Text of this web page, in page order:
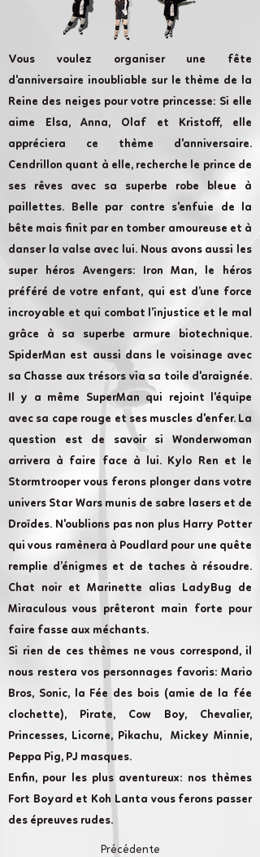
Vous voulez organiser une fête
d'anniversaire inoubliable sur le thème de la
Reine des neiges pour votre princesse: Si elle
aime Elsa, Anna, Olaf et Kristoff, elle
appréciera ce thème d'anniversaire.
Cendrillon quant à elle, recherche le prince de
ses rêves avec sa superbe robe bleue à
paillettes. Belle par contre s'enfuie de la
bête mais finit par en tomber amoureuse et à
danser la valse avec lui. Nous avons aussi les
super héros Avengers: Iron Man, le héros
préféré de votre enfant, qui est d’une force
incroyable et qui combat l’injustice et le mal
grâce à sa superbe armure biotechnique.
SpiderMan est aussi dans le voisinage avec
sa Chasse aux trésors via sa toile d'araignée.
Il y a même SuperMan qui rejoint l'équipe
avec sa cape rouge et ses muscles d'enfer. La
question est de savoir si Wonderwoman
arrivera à faire face à lui. Kylo Ren et le
Stormtrooper vous ferons plonger dans votre
univers Star Wars munis de sabre lasers et de
Droïdes. N'oublions pas non plus Harry Potter
qui vous ramènera à Poudlard pour une quête
remplie d’énigmes et de taches à résoudre.
Chat noir et Marinette alias LadyBug de
Miraculous vous prêteront main forte pour
faire fasse aux méchants.
Si rien de ces thèmes ne vous correspond, il
nous restera vos personnages favoris: Mario
Bros, Sonic, la Fée des bois (amie de la fée
clochette), Pirate, Cow Boy, Chevalier,
Princesses, Licorne, Pikachu, Mickey Minnie,
Peppa Pig, PJ masques.
Enfin, pour les plus aventureux: nos thèmes
Fort Boyard et Koh Lanta vous ferons passer
des épreuves rudes.
Précédente